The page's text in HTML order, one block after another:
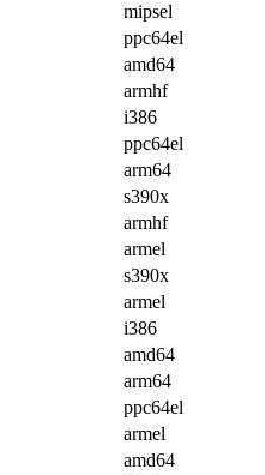
mipsel
ppc64el
amd64
armhf
i386
ppc64el
arm64
s390x
armhf
armel
s390x
armel
i386
amd64
arm64
ppc64el
armel
amd64